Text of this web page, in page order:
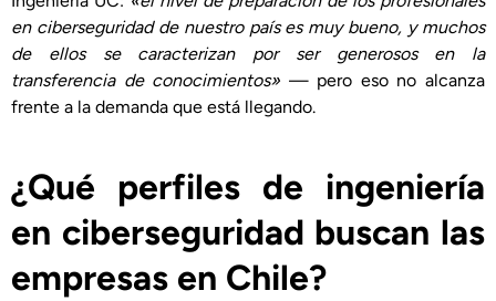
en ciberseguridad de nuestro país es muy bueno, y muchos
de ellos se caracterizan por ser generosos en la
transferencia de conocimientos» — pero eso no alcanza
frente a la demanda que está llegando.
¿Qué perfiles de ingeniería
en ciberseguridad buscan las
empresas en Chile?